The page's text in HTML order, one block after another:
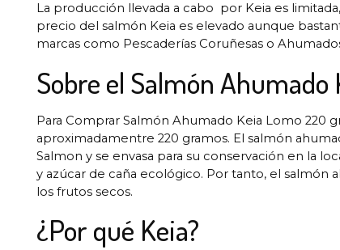
La producción llevada a cabo por Keia es
precio del salmón Keia es elevado aunque
marcas como Pescaderías Coruñesas o
Sobre el Salmón
Para Comprar Salmón Ahumado Keia Lomo
aproximadamentre 220 gramos. El salmón
Salmon y se envasa para su conservación en la
y azúcar de caña ecológico. Por tanto, el salmón
los frutos secos.
¿Por qué Keia?